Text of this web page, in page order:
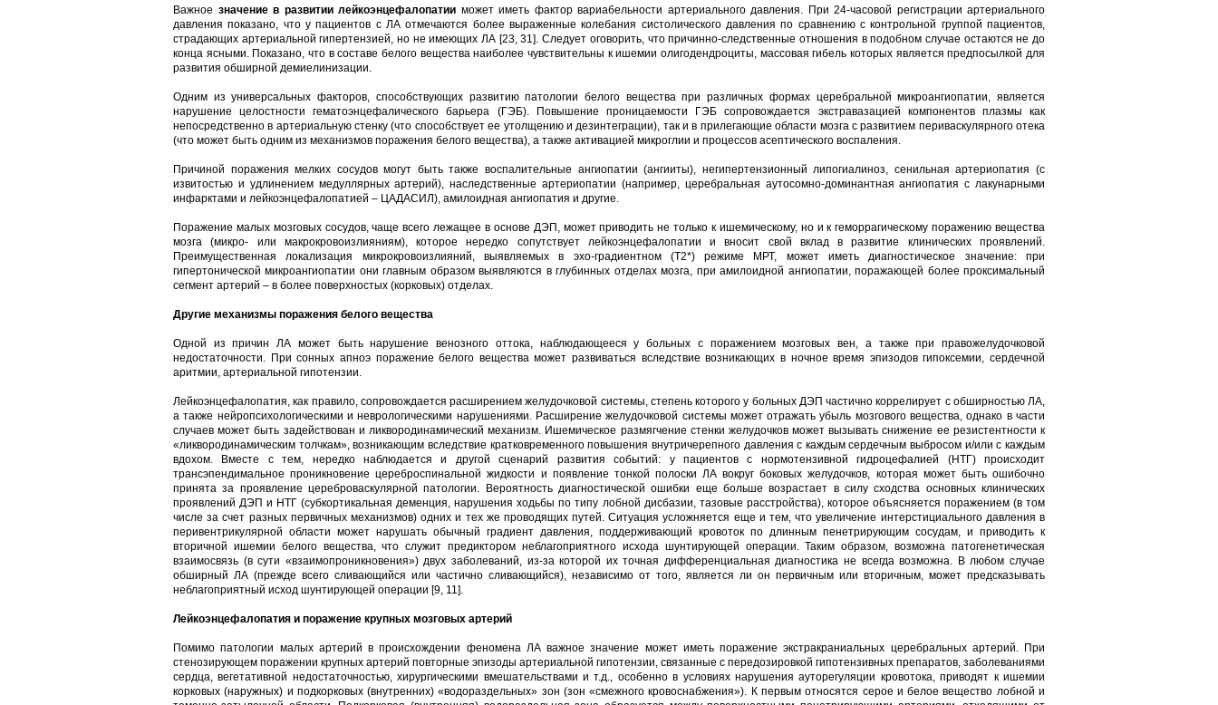
Важное значение в развитии лейкоэнцефалопатии может иметь фактор вариабельности артериального давления. При 24-часовой регистрации артериального
давления показано, что у пациентов с ЛА отмечаются более выраженные колебания систолического давления по сравнению с контрольной группой пациентов,
страдающих артериальной гипертензией, но не имеющих ЛА [23, 31]. Следует оговорить, что причинно-следственные отношения в подобном случае остаются не до
конца ясными. Показано, что в составе белого вещества наиболее чувствительны к ишемии олигодендроциты, массовая гибель которых является предпосылкой для
развития обширной демиелинизации.
Одним из универсальных факторов, способствующих развитию патологии белого вещества при различных формах церебральной микроангиопатии, является
нарушение целостности гематоэнцефалического барьера (ГЭБ). Повышение проницаемости ГЭБ сопровождается экстравазацией компонентов плазмы как
непосредственно в артериальную стенку (что способствует ее утолщению и дезинтеграции), так и в прилегающие области мозга с развитием периваскулярного отека
(что может быть одним из механизмов поражения белого вещества), а также активацией микроглии и процессов асептического воспаления.
Причиной поражения мелких сосудов могут быть также воспалительные ангиопатии (ангииты), негипертензионный липогиалиноз, сенильная артериопатия (с
извитостью и удлинением медуллярных артерий), наследственные артериопатии (например, церебральная аутосомно-доминантная ангиопатия с лакунарными
инфарктами и лейкоэнцефалопатией – ЦАДАСИЛ), амилоидная ангиопатия и другие.
Поражение малых мозговых сосудов, чаще всего лежащее в основе ДЭП, может приводить не только к ишемическому, но и к геморрагическому поражению вещества
мозга (микро- или макрокровоизлияниям), которое нередко сопутствует лейкоэнцефалопатии и вносит свой вклад в развитие клинических проявлений.
Преимущественная локализация микрокровоизлияний, выявляемых в эхо-градиентном (Т2*) режиме МРТ, может иметь диагностическое значение: при
гипертонической микроангиопатии они главным образом выявляются в глубинных отделах мозга, при амилоидной ангиопатии, поражающей более проксимальный
сегмент артерий – в более поверхностых (корковых) отделах.
Другие механизмы поражения белого вещества
Одной из причин ЛА может быть нарушение венозного оттока, наблюдающееся у больных с поражением мозговых вен, а также при правожелудочковой
недостаточности. При сонных апноэ поражение белого вещества может развиваться вследствие возникающих в ночное время эпизодов гипоксемии, сердечной
аритмии, артериальной гипотензии.
Лейкоэнцефалопатия, как правило, сопровождается расширением желудочковой системы, степень которого у больных ДЭП частично коррелирует с обширностью ЛА,
а также нейропсихологическими и неврологическими нарушениями. Расширение желудочковой системы может отражать убыль мозгового вещества, однако в части
случаев может быть задействован и ликвородинамический механизм. Ишемическое размягчение стенки желудочков может вызывать снижение ее резистентности к
«ликвородинамическим толчкам», возникающим вследствие кратковременного повышения внутричерепного давления с каждым сердечным выбросом и/или с каждым
вдохом. Вместе с тем, нередко наблюдается и другой сценарий развития событий: у пациентов с нормотензивной гидроцефалией (НТГ) происходит
трансэпендимальное проникновение цереброспинальной жидкости и появление тонкой полоски ЛА вокруг боковых желудочков, которая может быть ошибочно
принята за проявление цереброваскулярной патологии. Вероятность диагностической ошибки еще больше возрастает в силу сходства основных клинических
проявлений ДЭП и НТГ (субкортикальная деменция, нарушения ходьбы по типу лобной дисбазии, тазовые расстройства), которое объясняется поражением (в том
числе за счет разных первичных механизмов) одних и тех же проводящих путей. Ситуация усложняется еще и тем, что увеличение интерстициального давления в
перивентрикулярной области может нарушать обычный градиент давления, поддерживающий кровоток по длинным пенетрирующим сосудам, и приводить к
вторичной ишемии белого вещества, что служит предиктором неблагоприятного исхода шунтирующей операции. Таким образом, возможна патогенетическая
взаимосвязь (в сути «взаимопроникновения») двух заболеваний, из-за которой их точная дифференциальная диагностика не всегда возможна. В любом случае
обширный ЛА (прежде всего сливающийся или частично сливающийся), независимо от того, является ли он первичным или вторичным, может предсказывать
неблагоприятный исход шунтирующей операции [9, 11].
Лейкоэнцефалопатия и поражение крупных мозговых артерий
Помимо патологии малых артерий в происхождении феномена ЛА важное значение может иметь поражение экстракраниальных церебральных артерий. При
стенозирующем поражении крупных артерий повторные эпизоды артериальной гипотензии, связанные с передозировкой гипотензивных препаратов, заболеваниями
сердца, вегетативной недостаточностью, хирургическими вмешательствами и т.д., особенно в условиях нарушения ауторегуляции кровотока, приводят к ишемии
корковых (наружных) и подкорковых (внутренних) «водораздельных» зон (зон «смежного кровоснабжения»). К первым относятся серое и белое вещество лобной и